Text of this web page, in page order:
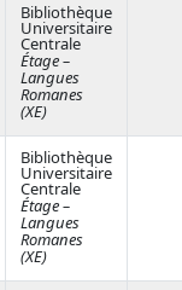
Bibliothèque
Universitaire
Centrale
Étage –
Langues
Romanes
(XE)
Bibliothèque
Universitaire
Centrale
Étage –
Langues
Romanes
(XE)